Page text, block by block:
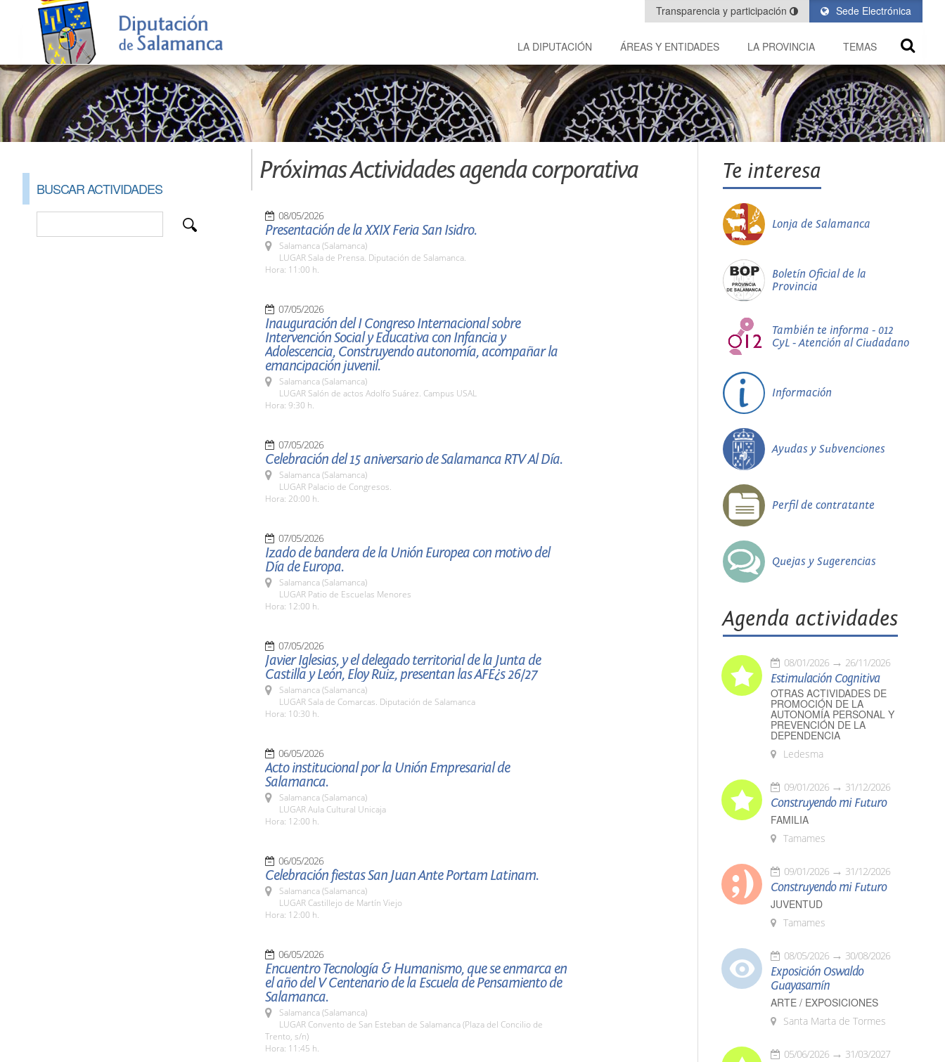
Sede Electrónica
Transparencia y participación
LA DIPUTACIÓN ÁREAS Y ENTIDADES LA PROVINCIA TEMAS
BUSCAR ACTIVIDADES
Próximas Actividades agenda corporativa
08/05/2026
Presentación de la XXIX Feria San Isidro.
Salamanca (Salamanca)
LUGAR Sala de Prensa. Diputación de Salamanca.
Hora: 11:00 h.
07/05/2026
Inauguración del I Congreso Internacional sobre
Intervención Social y Educativa con Infancia y
Adolescencia, Construyendo autonomía, acompañar la
emancipación juvenil.
Salamanca (Salamanca)
LUGAR Salón de actos Adolfo Suárez. Campus USAL
Hora: 9:30 h.
07/05/2026
Celebración del 15 aniversario de Salamanca RTV Al Día.
Salamanca (Salamanca)
LUGAR Palacio de Congresos.
Hora: 20:00 h.
07/05/2026
Izado de bandera de la Unión Europea con motivo del
Día de Europa.
Salamanca (Salamanca)
LUGAR Patio de Escuelas Menores
Hora: 12:00 h.
07/05/2026
Javier Iglesias, y el delegado territorial de la Junta de
Castilla y León, Eloy Ruiz, presentan las AFE¿s 26/27
Salamanca (Salamanca)
LUGAR Sala de Comarcas. Diputación de Salamanca
Hora: 10:30 h.
06/05/2026
Acto institucional por la Unión Empresarial de
Salamanca.
Salamanca (Salamanca)
LUGAR Aula Cultural Unicaja
Hora: 12:00 h.
06/05/2026
Celebración fiestas San Juan Ante Portam Latinam.
Salamanca (Salamanca)
LUGAR Castillejo de Martín Viejo
Hora: 12:00 h.
06/05/2026
Encuentro Tecnología & Humanismo, que se enmarca en
el año del V Centenario de la Escuela de Pensamiento de
Salamanca.
Salamanca (Salamanca)
LUGAR Convento de San Esteban de Salamanca (Plaza del Concilio de
Trento, s/n)
Hora: 11:45 h.
Te interesa
Lonja de Salamanca
Boletín Oficial de la
Provincia
También te informa - 012
CyL - Atención al Ciudadano
Información
Ayudas y Subvenciones
Perfil de contratante
Quejas y Sugerencias
Agenda actividades
08/01/2026 26/11/2026
Estimulación Cognitiva
OTRAS ACTIVIDADES DE
PROMOCIÓN DE LA
AUTONOMÍA PERSONAL Y
PREVENCIÓN DE LA
DEPENDENCIA
Ledesma
09/01/2026 31/12/2026
Construyendo mi Futuro
FAMILIA
Tamames
09/01/2026 31/12/2026
Construyendo mi Futuro
JUVENTUD
Tamames
08/05/2026 30/08/2026
Exposición Oswaldo
Guayasamín
ARTE / EXPOSICIONES
Santa Marta de Tormes
05/06/2026 31/03/2027